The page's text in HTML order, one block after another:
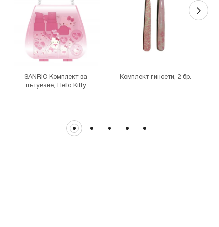
MINISO Денкоглу
гр. София, ул."Денкоглу" №44
MINISO Витоша
гр. София, бул."Витоша" №57
THE MALL
SANRIO Комплект за
пътуване, Hello Kitty
Комплект пинсети, 2 бр.